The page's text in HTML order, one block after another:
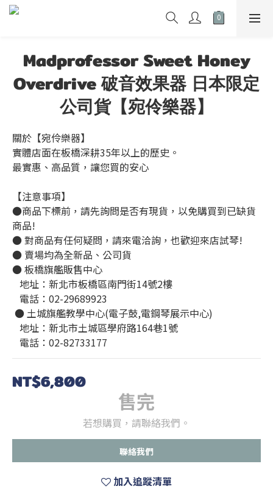
Madprofessor Sweet Honey
Overdrive 破音效果器 日本限定
公司貨【宛伶樂器】
關於【宛伶樂器】
實體店面在板橋深耕35年以上的歷史。
最實惠、高品質，讓您買的安心
【注意事項】
●商品下標前，請先詢問是否有現貨，以免購買到已缺貨
商品!
● 對商品有任何疑問，請來電洽詢，也歡迎來店試琴!
● 賣場均為全新品、公司貨
● 板橋旗艦販售中心
   地址：新北市板橋區南門街14號2樓
   電話：02-29689923
● 土城旗艦教學中心(電子鼓,電鋼琴展示中心)
   地址：新北市土城區學府路164巷1號
   電話：02-82733177
NT$6,800
售完
若想購買，請聯絡我們。
聯絡我們
加入追蹤清單